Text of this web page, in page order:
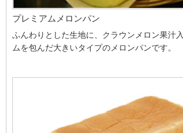
プレミアムメロンパン
ふんわりとした生地に、クラウンメロン果汁
ムを包んだ大きいタイプのメロンパンです。